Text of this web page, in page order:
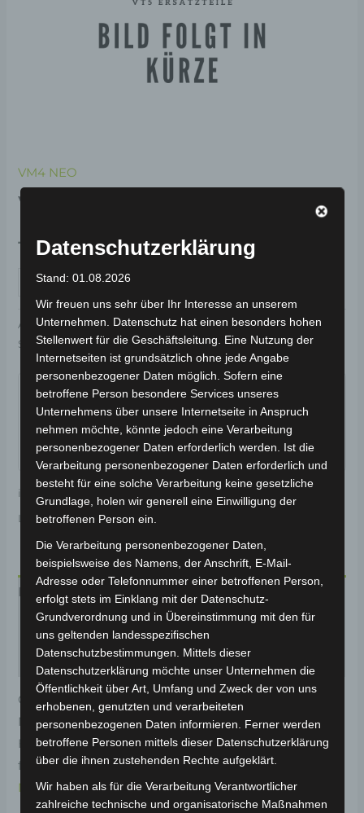
VM4 NEO
VM4 NEO HUPE
19,00€ *
IN DEN WARENKORB
Artikelnummer:3M409-5005A-00 Kategorie:VM4 NEO
Schlagwort:Elektrik & Beleuchtung
Garantiert sicherer Checkout
inkl. 19 % MwSt.
Lieferzeit:Versandfertig innerhalb 24 Stunden*
Beschreibung
Produktsicherheit
Rezensionen (0)
Original-Ersatzteil für den 3-Rad Seniorenmobil VM4
NEO. Hupe für optimale Funktionalität und
Haltbarkeit. Weitere Informationen zum Fahrzeug
findest du hier: Volta Motor 3-Rad Seniorenmobil VM4
NEO.
Datenschutzerklärung
Stand: 01.08.2026
Wir freuen uns sehr über Ihr Interesse an unserem
Unternehmen. Datenschutz hat einen besonders hohen
Stellenwert für die Geschäftsleitung. Eine Nutzung der
Internetseiten ist grundsätzlich ohne jede Angabe
personenbezogener Daten möglich. Sofern eine
betroffene Person besondere Services unseres
Unternehmens über unsere Internetseite in Anspruch
nehmen möchte, könnte jedoch eine Verarbeitung
personenbezogener Daten erforderlich werden. Ist die
Verarbeitung personenbezogener Daten erforderlich und
besteht für eine solche Verarbeitung keine gesetzliche
Grundlage, holen wir generell eine Einwilligung der
betroffenen Person ein.
Die Verarbeitung personenbezogener Daten,
beispielsweise des Namens, der Anschrift, E-Mail-
Adresse oder Telefonnummer einer betroffenen Person,
erfolgt stets im Einklang mit der Datenschutz-
Grundverordnung und in Übereinstimmung mit den für
uns geltenden landesspezifischen
Datenschutzbestimmungen. Mittels dieser
Datenschutzerklärung möchte unser Unternehmen die
Öffentlichkeit über Art, Umfang und Zweck der von uns
erhobenen, genutzten und verarbeiteten
personenbezogenen Daten informieren. Ferner werden
betroffene Personen mittels dieser Datenschutzerklärung
über die ihnen zustehenden Rechte aufgeklärt.
Wir haben als für die Verarbeitung Verantwortlicher
zahlreiche technische und organisatorische Maßnahmen